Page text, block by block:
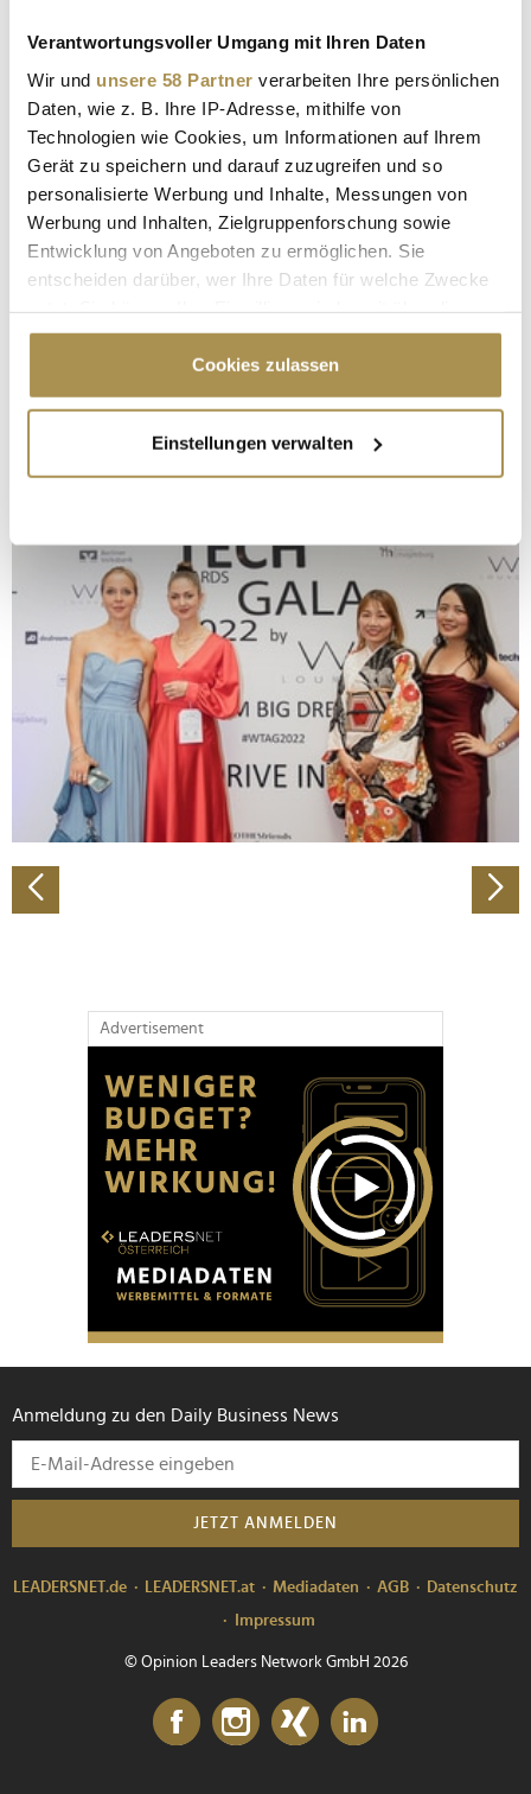
Verantwortungsvoller Umgang mit Ihren Daten
Wir und unsere 58 Partner verarbeiten Ihre persönlichen
Daten, wie z. B. Ihre IP-Adresse, mithilfe von
Technologien wie Cookies, um Informationen auf Ihrem
Gerät zu speichern und darauf zuzugreifen und so
personalisierte Werbung und Inhalte, Messungen von
Werbung und Inhalten, Zielgruppenforschung sowie
Entwicklung von Angeboten zu ermöglichen. Sie
entscheiden darüber, wer Ihre Daten für welche Zwecke
Cookie-Erklärung oder durch Klicken auf das Privacy
Trigger Symbol ändern oder widerrufen
Informationen über Ihre geografische Lage
erfassen, welche bis auf einige Meter genau sein
bestimmten Merkmalen (Fingerprinting) identifizieren
Erfahren Sie mehr darüber, wie Ihre persönlichen Daten
verarbeitet werden, und legen Sie Ihre Präferenzen im
Abschnitt Einzelheiten fest.
Wir verwenden Cookies, um Inhalte und Anzeigen zu
personalisieren, Funktionen für soziale Medien anbieten
zu können und die Zugriffe auf unsere Website zu
analysieren. Außerdem geben wir Informationen zu Ihrer
Verwendung unserer Website an unsere Partner für
Partner führen diese Informationen möglicherweise mit
weiteren Daten zusammen, die Sie ihnen bereitgestellt
Cookies zulassen
Einstellungen verwalten
Advertisement
Anmeldung zu den Daily Business News
JETZT ANMELDEN
LEADERSNET.de LEADERSNET.at Mediadaten AGB
Datenschutz
Impressum
© Opinion Leaders Network GmbH 2026